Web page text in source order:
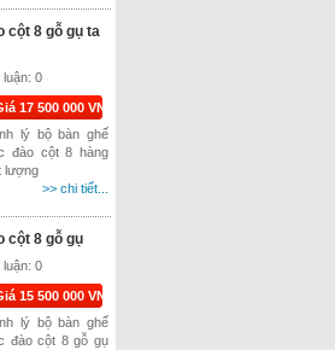
cột 8 gỗ gụ ta
0
17 500 000 VND
lý bộ bàn ghế
đào cột 8 hàng
lượng
>> chi tiết...
cột 8 gỗ gụ
0
15 500 000 VND
lý bộ bàn ghế
đào cột 8 gỗ gụ